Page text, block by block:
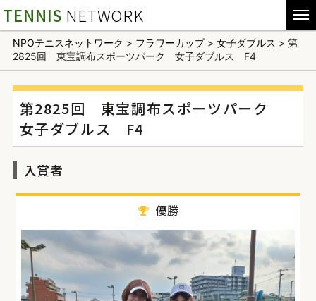
TENNIS NETWORK
NPOテニスネットワーク > フラワーカップ> 女子ダブルス > 第
2825回 東宝調布スポーツパーク 女子ダブルス F4
第2825回 東宝調布スポーツパーク
女子ダブルス F4
入賞者
優勝